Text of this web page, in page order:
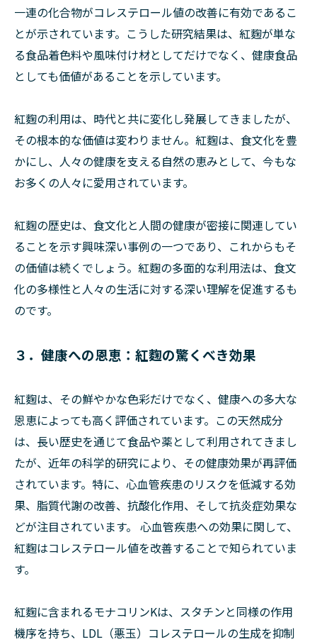
一連の化合物がコレステロール値の改善に有効であるこ
とが示されています。こうした研究結果は、紅麴が単な
る食品着色料や風味付け材としてだけでなく、健康食品
としても価値があることを示しています。
紅麴の利用は、時代と共に変化し発展してきましたが、
その根本的な価値は変わりません。紅麴は、食文化を豊
かにし、人々の健康を支える自然の恵みとして、今もな
お多くの人々に愛用されています。
紅麴の歴史は、食文化と人間の健康が密接に関連してい
ることを示す興味深い事例の一つであり、これからもそ
の価値は続くでしょう。紅麴の多面的な利用法は、食文
化の多様性と人々の生活に対する深い理解を促進するも
のです。
３．健康への恩恵：紅麴の驚くべき効果
紅麴は、その鮮やかな色彩だけでなく、健康への多大な
恩恵によっても高く評価されています。この天然成分
は、長い歴史を通じて食品や薬として利用されてきまし
たが、近年の科学的研究により、その健康効果が再評価
されています。特に、心血管疾患のリスクを低減する効
果、脂質代謝の改善、抗酸化作用、そして抗炎症効果な
どが注目されています。 心血管疾患への効果に関して、
紅麴はコレステロール値を改善することで知られていま
す。
紅麴に含まれるモナコリンKは、スタチンと同様の作用
機序を持ち、LDL（悪玉）コレステロールの生成を抑制